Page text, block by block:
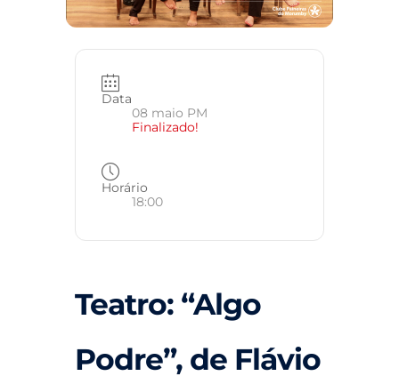
Data
08 maio PM
Finalizado!
Horário
18:00
Teatro: “Algo
Podre”, de Flávio